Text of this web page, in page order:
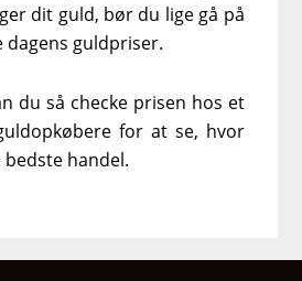
dit guld, bør du lige gå på
dagens guldpriser.
du så checke prisen hos et
for at se, hvor
handel.